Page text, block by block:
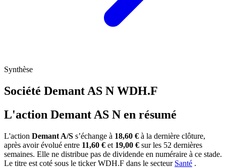
Synthèse
Société Demant AS N WDH.F
L'action Demant AS N en résumé
L'action Demant A/S s’échange à 18,60 € à la dernière clôture,
après avoir évolué entre 11,60 € et 19,00 € sur les 52 dernières
semaines. Elle ne distribue pas de dividende en numéraire à ce stade.
Le titre est coté sous le tickerWDH.F dans le secteur Santé .